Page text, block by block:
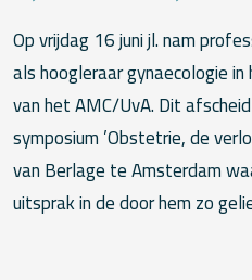
Op vrijdag 16 juni jl. nam
als hoogleraar gynaecologie
van het AMC/UvA. Dit
symposium ’Obstetrie, de
van Berlage te Amsterdam
uitsprak in de door hem zo